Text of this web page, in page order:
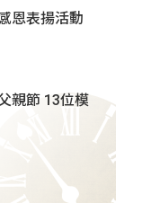
恩表揚活動
親節 13位模